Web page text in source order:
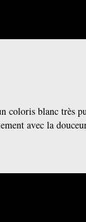
coloris blanc très
avec la